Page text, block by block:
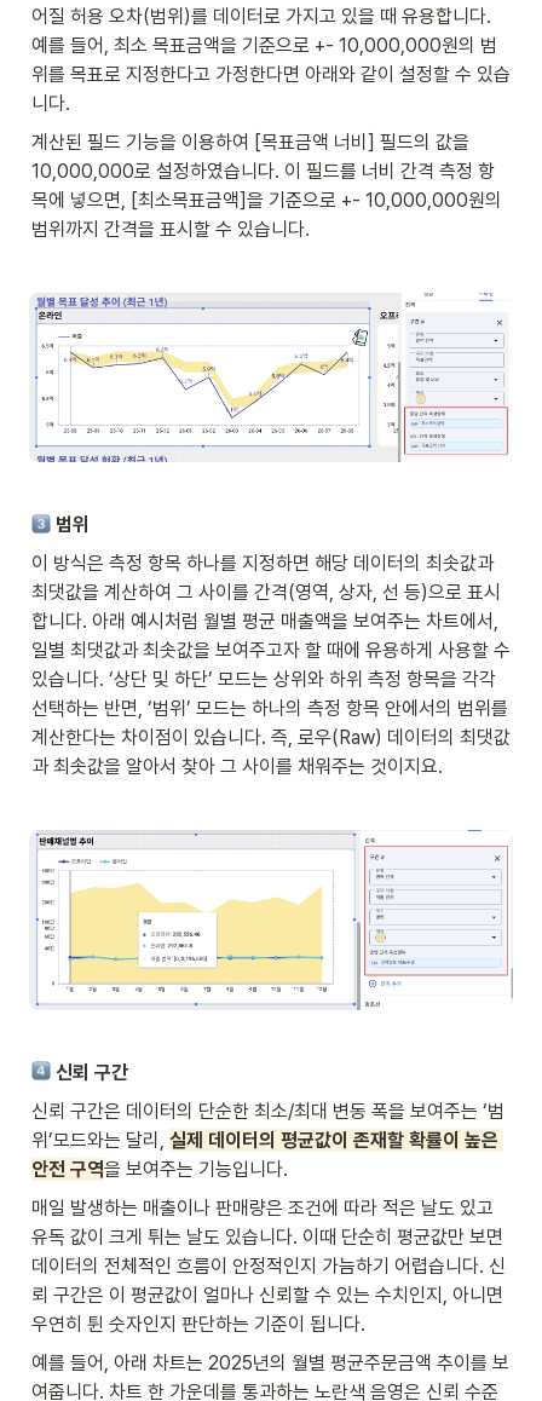
어질 허용 오차(범위)를 데이터로 가지고 있을 때 유용합니다.
예를 들어, 최소 목표금액을 기준으로 +- 10,000,000원의 범
위를 목표로 지정한다고 가정한다면 아래와 같이 설정할 수 있습
니다.
계산된 필드 기능을 이용하여 [목표금액 너비] 필드의 값을
10,000,000로 설정하였습니다. 이 필드를 너비 간격 측정 항
목에 넣으면, [최소목표금액]을 기준으로 +- 10,000,000원의
범위까지 간격을 표시할 수 있습니다.
범위
이 방식은 측정 항목 하나를 지정하면 해당 데이터의 최솟값과
최댓값을 계산하여 그 사이를 간격(영역, 상자, 선 등)으로 표시
합니다. 아래 예시처럼 월별 평균 매출액을 보여주는 차트에서,
일별 최댓값과 최솟값을 보여주고자 할 때에 유용하게 사용할 수
있습니다. ‘상단 및 하단’ 모드는 상위와 하위 측정 항목을 각각
선택하는 반면, ‘범위’ 모드는 하나의 측정 항목 안에서의 범위를
계산한다는 차이점이 있습니다. 즉, 로우(Raw) 데이터의 최댓값
과 최솟값을 알아서 찾아 그 사이를 채워주는 것이지요.
신뢰 구간
신뢰 구간은 데이터의 단순한 최소/최대 변동 폭을 보여주는 ‘범
위’모드와는 달리, 실제 데이터의 평균값이 존재할 확률이 높은
안전 구역을 보여주는 기능입니다.
매일 발생하는 매출이나 판매량은 조건에 따라 적은 날도 있고
유독 값이 크게 튀는 날도 있습니다. 이때 단순히 평균값만 보면
데이터의 전체적인 흐름이 안정적인지 가늠하기 어렵습니다. 신
뢰 구간은 이 평균값이 얼마나 신뢰할 수 있는 수치인지, 아니면
우연히 튄 숫자인지 판단하는 기준이 됩니다.
예를 들어, 아래 차트는 2025년의 월별 평균주문금액 추이를 보
여줍니다. 차트 한 가운데를 통과하는 노란색 음영은 신뢰 수준